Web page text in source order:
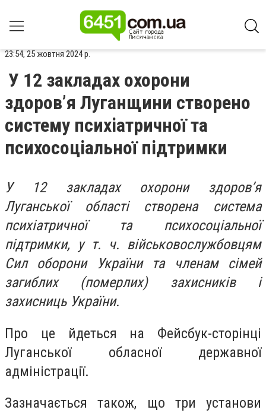
23:54, 25 жовтня 2024 р.
У 12 закладах охорони
здоров’я Луганщини створено
систему психіатричної та
психосоціальної підтримки
У 12 закладах охорони здоров’я
Луганської області створена система
психіатричної та психосоціальної
підтримки, у т. ч. військовослужбовцям
Сил оборони України та членам сімей
загиблих (померлих) захисників і
захисниць України.
Про це йдеться на Фейсбук-сторінці
Луганської обласної державної
адміністрації.
Зазначається також, що три установи